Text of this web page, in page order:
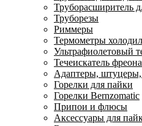
Труборасширитель
Труборезы
Риммеры
Термометры
Ультрафиолетовый
Течеискатель
Адаптеры,
Горелки для пайки
Горелки Bernzomatic
Припои и флюсы
Аксессуары для